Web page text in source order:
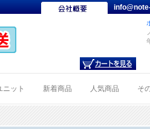
ニット 新着商品 人気商品 そ